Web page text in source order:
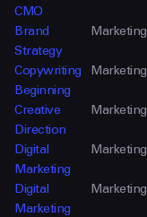
CMO
Brand
Strategy
Marketing
Copywriting
Beginning
Marketing
Creative
Direction
Marketing
Digital
Marketing
Marketing
Digital
Marketing
Marketing